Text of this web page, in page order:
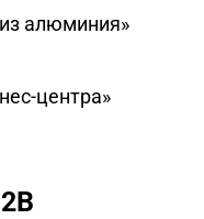
алюминия»
центра»